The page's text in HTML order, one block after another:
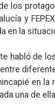
los
y
en la
habló de
en
una de